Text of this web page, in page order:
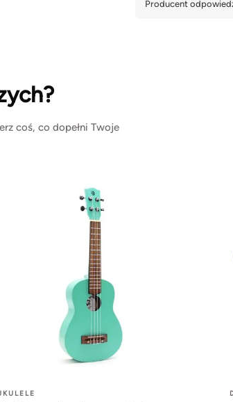
coś, co dopełni Twoje